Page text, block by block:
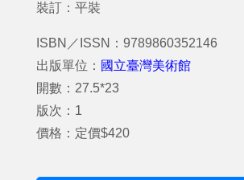
裝訂：平裝
ISBN／ISSN：9789860352146
出版單位： 國立臺灣美術館
開數：27.5*23
版次：1
價格：定價$420